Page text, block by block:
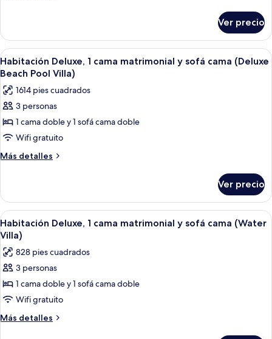
y
sofá
cama
(Water
Villa
with
Whirlpool)
superior,
cama
matrimonial
sofá
cama
(Water
Villa
with
Ver precio
Abrir
todas
las
fotos
de
Habitación
Deluxe,
1
y
sofá
cama
(Deluxe
Beach
Pool
Villa)
Un dormitorio amplio con una cama
6
Habitación Deluxe, 1 cama matrimonial y sofá cama (Deluxe
Beach Pool Villa)
1614 pies cuadrados
3 personas
1 cama doble y 1 sofá cama doble
Wifi gratuito
Más detalles
Más
Deluxe,
cama
matrimonial
sofá
cama
(Deluxe
Beach
Pool
Ver precio
Abrir
todas
las
fotos
de
Habitación
Deluxe,
1
Un dormitorio con una cama
8
Habitación Deluxe, 1 cama matrimonial y sofá cama (Water
Villa)
828 pies cuadrados
3 personas
1 cama doble y 1 sofá cama doble
Wifi gratuito
Más detalles
Más